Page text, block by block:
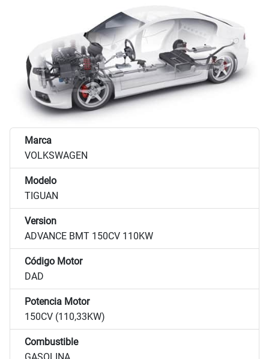
Marca
VOLKSWAGEN
Modelo
TIGUAN
Version
ADVANCE BMT 150CV 110KW
Código Motor
DAD
Potencia Motor
150CV (110,33KW)
Combustible